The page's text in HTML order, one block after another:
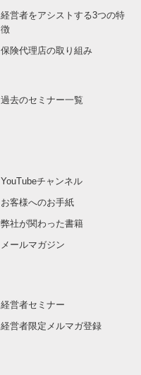
経営者をアシストする3つの特
徴
保険代理店の取り組み
過去のセミナー一覧
YouTubeチャンネル
お客様へのお手紙
弊社が関わった書籍
メールマガジン
経営者セミナー
経営者限定メルマガ登録